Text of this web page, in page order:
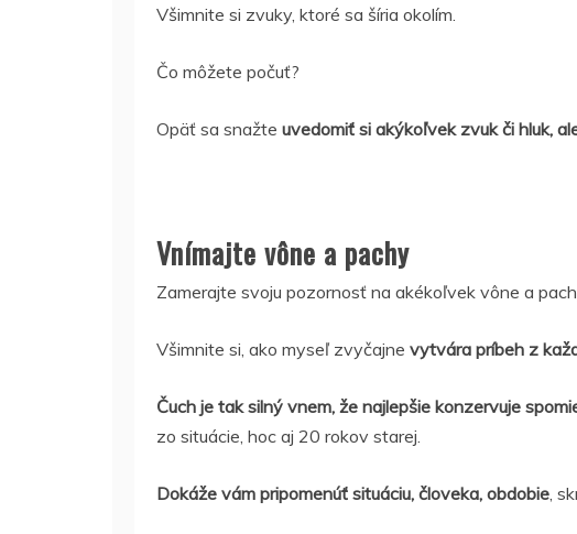
Všimnite si zvuky, ktoré sa šíria okolím.
Čo môžete počuť?
Opäť sa snažte uvedomiť si akýkoľvek zvuk či hluk,
Vnímajte vône a pachy
Zamerajte svoju pozornosť na akékoľvek vône a
Všimnite si, ako myseľ zvyčajne vytvára príbeh z
Čuch je tak silný vnem, že najlepšie konzervuje
zo situácie, hoc aj 20 rokov starej.
Dokáže vám pripomenúť situáciu, človeka, obdobie,